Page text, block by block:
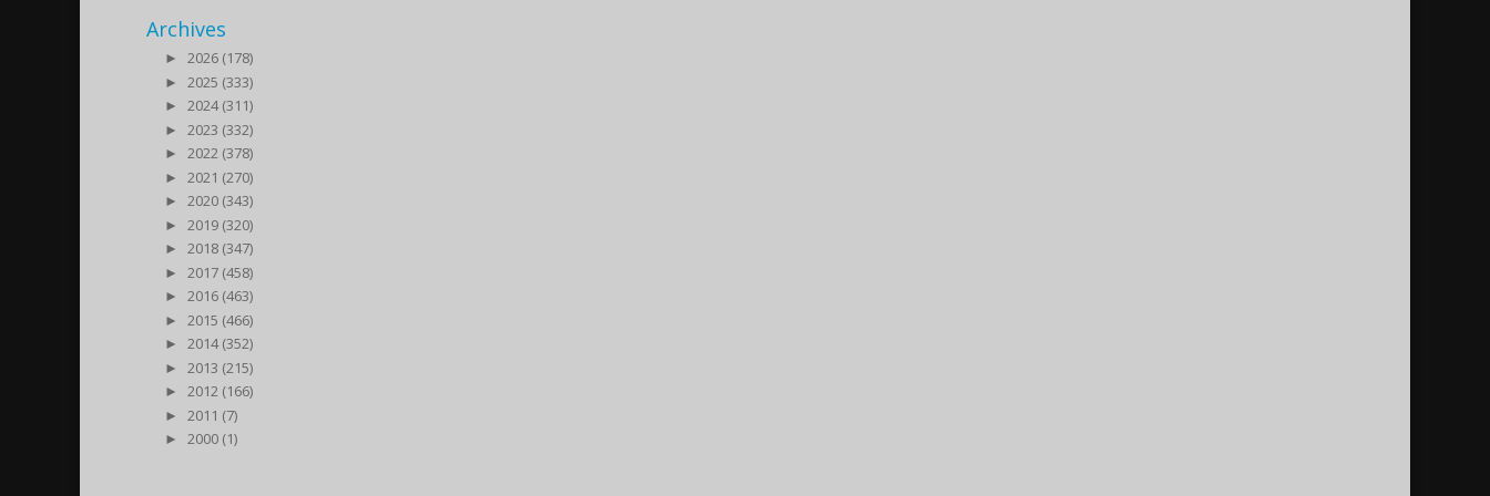
Archives
►
2026 (178)
►
2025 (333)
►
2024 (311)
►
2023 (332)
►
2022 (378)
►
2021 (270)
►
2020 (343)
►
2019 (320)
►
2018 (347)
►
2017 (458)
►
2016 (463)
►
2015 (466)
►
2014 (352)
►
2013 (215)
►
2012 (166)
►
2011 (7)
►
2000 (1)